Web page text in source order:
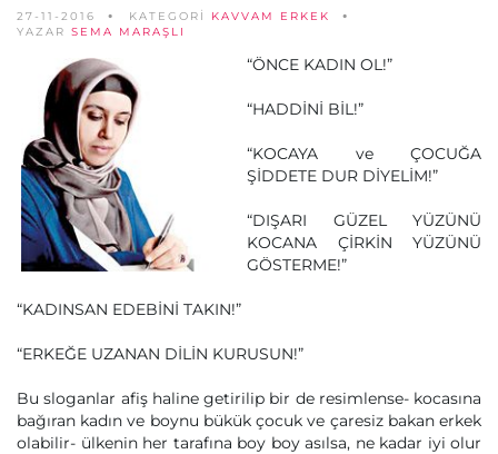
27-11-2016 KATEGORİ KAVVAM ERKEK
YAZAR SEMA MARAŞLI
“ÖNCE KADIN OL!”
“HADDİNİ BİL!”
“KOCAYA ve ÇOCUĞA
ŞİDDETE DUR DİYELİM!”
“DIŞARI GÜZEL YÜZÜNÜ
KOCANA ÇİRKİN YÜZÜNÜ
GÖSTERME!”
“KADINSAN EDEBİNİ TAKIN!”
“ERKEĞE UZANAN DİLİN KURUSUN!”
Bu sloganlar afiş haline getirilip bir de resimlense- kocasına
bağıran kadın ve boynu bükük çocuk ve çaresiz bakan erkek
olabilir- ülkenin her tarafına boy boy asılsa, ne kadar iyi olur